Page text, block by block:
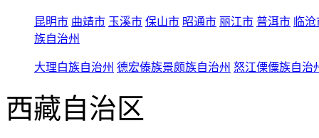
昆明市 曲靖市 玉溪市 保山市 昭通市 丽江市 普洱市 临
族自治州
大理白族自治州 德宏傣族景颇族自治州 怒江傈僳族自治
西藏自治区